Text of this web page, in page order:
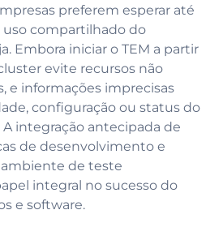
preferem esperar até
compartilhado do
Embora iniciar o TEM a partir
evite recursos não
e informações imprecisas
configuração ou status do
integração antecipada de
de desenvolvimento e
de teste
integral no sucesso do
e software.